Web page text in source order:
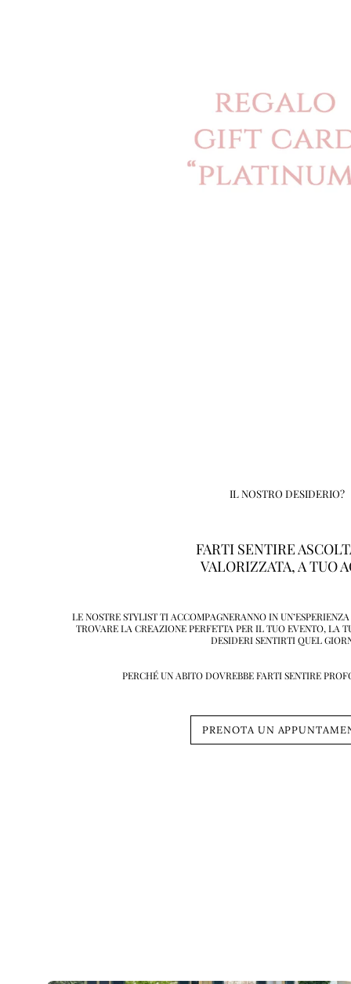
IL NOSTRO DESIDERIO?
FARTI SENTIRE
VALORIZZATA, A TUO
LE NOSTRE STYLIST TI ACCOMPAGNERANNO IN
TROVARE LA CREAZIONE PERFETTA PER IL TUO EVENTO, LA
DESIDERI SENTIRTI QUEL
PERCHÉ UN ABITO DOVREBBE FARTI SENTIRE
PRENOTA UN